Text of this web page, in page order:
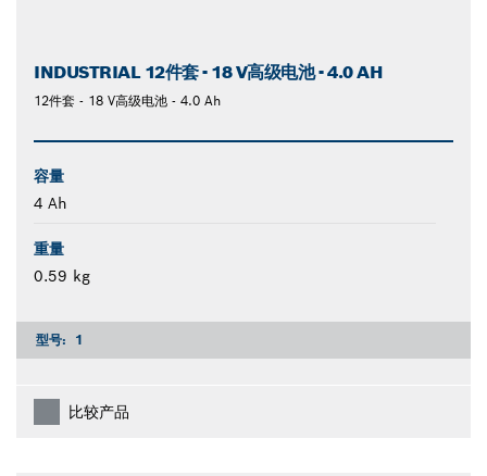
INDUSTRIAL 12件套 - 18 V高级电池 - 4.0 AH
12件套 - 18 V高级电池 - 4.0 Ah
容量
4 Ah
重量
0.59 kg
型号: 1
比较产品